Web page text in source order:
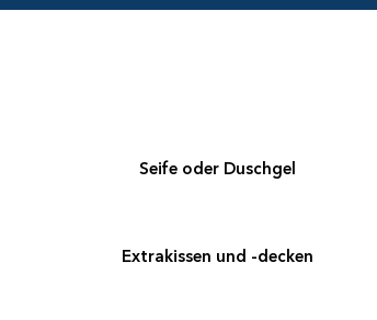
Seife oder Duschgel
Extrakissen und -decken